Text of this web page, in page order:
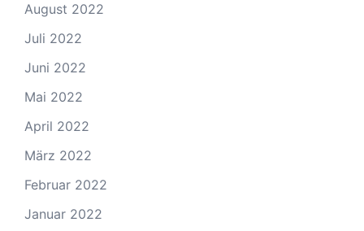
August 2022
Juli 2022
Juni 2022
Mai 2022
April 2022
März 2022
Februar 2022
Januar 2022